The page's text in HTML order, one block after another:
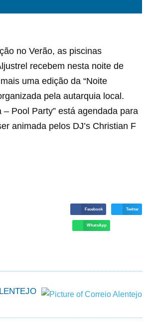
no Verão, as piscinas
recebem nesta noite de
uma edição da “Noite
pela autarquia local.
– Pool Party” está agendada para
animada pelos DJ’s Christian F
Facebook Twitter
WhatsApp